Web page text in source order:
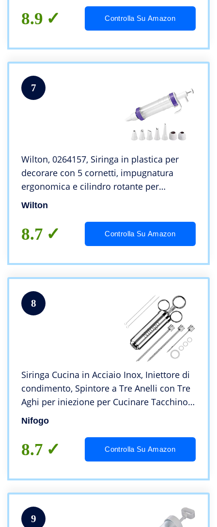
8.9 Controlla Su Amazon
7
Wilton, 0264157, Siringa in plastica per
decorare con 5 cornetti, impugnatura
ergonomica e cilindro rotante per
cambiare i beccucci, Plastica, Bianco
Wilton
8.7 Controlla Su Amazon
8
Siringa Cucina in Acciaio Inox, Iniettore di
condimento, Spintore a Tre Anelli con Tre
Aghi per iniezione per Cucinare Tacchino,
Barbecue, con Spazzola di Pulizia (argento)
Nifogo
8.7 Controlla Su Amazon
9